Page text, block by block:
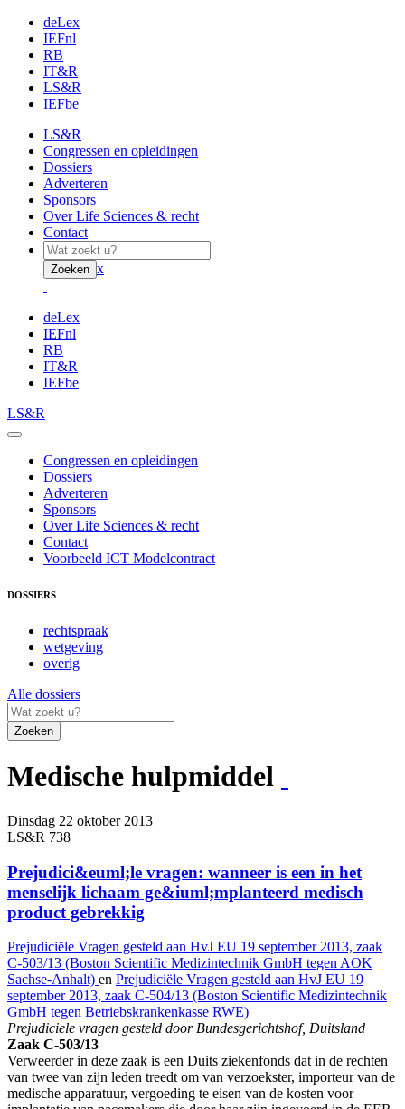
deLex
IEFnl
RB
IT&R
LS&R
IEFbe
LS&R
Congressen en opleidingen
Dossiers
Adverteren
Sponsors
Over Life Sciences & recht
Contact
Zoeken x
deLex
IEFnl
RB
IT&R
IEFbe
LS&R
Congressen en opleidingen
Dossiers
Adverteren
Sponsors
Over Life Sciences & recht
Contact
Voorbeeld ICT Modelcontract
DOSSIERS
rechtspraak
wetgeving
overig
Alle dossiers
Zoeken
Medische hulpmiddel
Dinsdag 22 oktober 2013
LS&R 738
Prejudici&euml;le vragen: wanneer is een in het
menselijk lichaam ge&iuml;mplanteerd medisch
product gebrekkig
Prejudiciële Vragen gesteld aan HvJ EU 19 september 2013, zaak
C-503/13 (Boston Scientific Medizintechnik GmbH tegen AOK
Sachse-Anhalt) en Prejudiciële Vragen gesteld aan HvJ EU 19
september 2013, zaak C-504/13 (Boston Scientific Medizintechnik
GmbH tegen Betriebskrankenkasse RWE)
Prejudiciele vragen gesteld door Bundesgerichtshof, Duitsland
Zaak C-503/13
Verweerder in deze zaak is een Duits ziekenfonds dat in de rechten
van twee van zijn leden treedt om van verzoekster, importeur van de
medische apparatuur, vergoeding te eisen van de kosten voor